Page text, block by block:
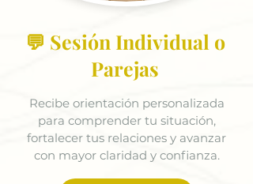
💬 Sesión Individual o
Parejas
Recibe orientación personalizada
para comprender tu situación,
fortalecer tus relaciones y avanzar
con mayor claridad y confianza.